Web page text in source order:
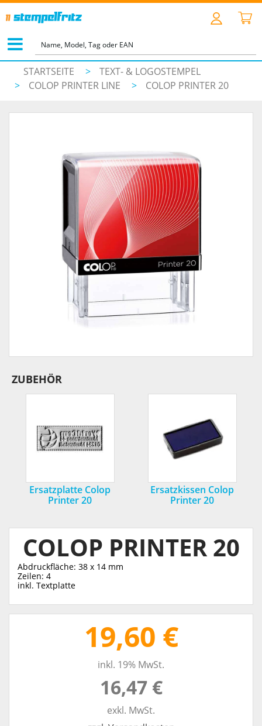
STARTSEITE >
TEXT- & LOGOSTEMPEL
>
COLOP PRINTER LINE > COLOP PRINTER 20
ZUBEHÖR
Ersatzplatte Colop
Printer 20
Ersatzkissen Colop
Printer 20
COLOP PRINTER 20
Abdruckfläche: 38 x 14 mm
Zeilen: 4
inkl. Textplatte
19,60 €
inkl. 19% MwSt.
16,47 €
exkl. MwSt.